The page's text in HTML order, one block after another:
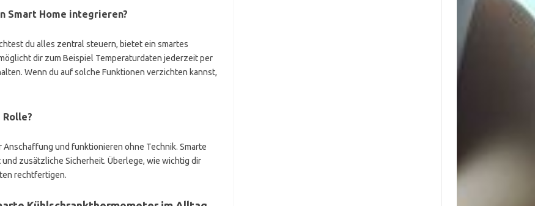
Smart Home integrieren?
du alles zentral steuern, bietet ein smartes
dir zum Beispiel Temperaturdaten jederzeit per
Wenn du auf solche Funktionen verzichten kannst,
und funktionieren ohne Technik. Smarte
zusätzliche Sicherheit. Überlege, wie wichtig dir
rechtfertigen.